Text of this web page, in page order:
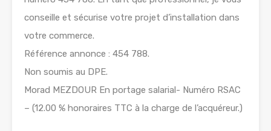
conseille et sécurise votre projet d’installation dans
votre commerce.
Référence annonce : 454 788.
Non soumis au DPE.
Morad MEZDOUR En portage salarial- Numéro RSAC
– (12.00 % honoraires TTC à la charge de l’acquéreur.)